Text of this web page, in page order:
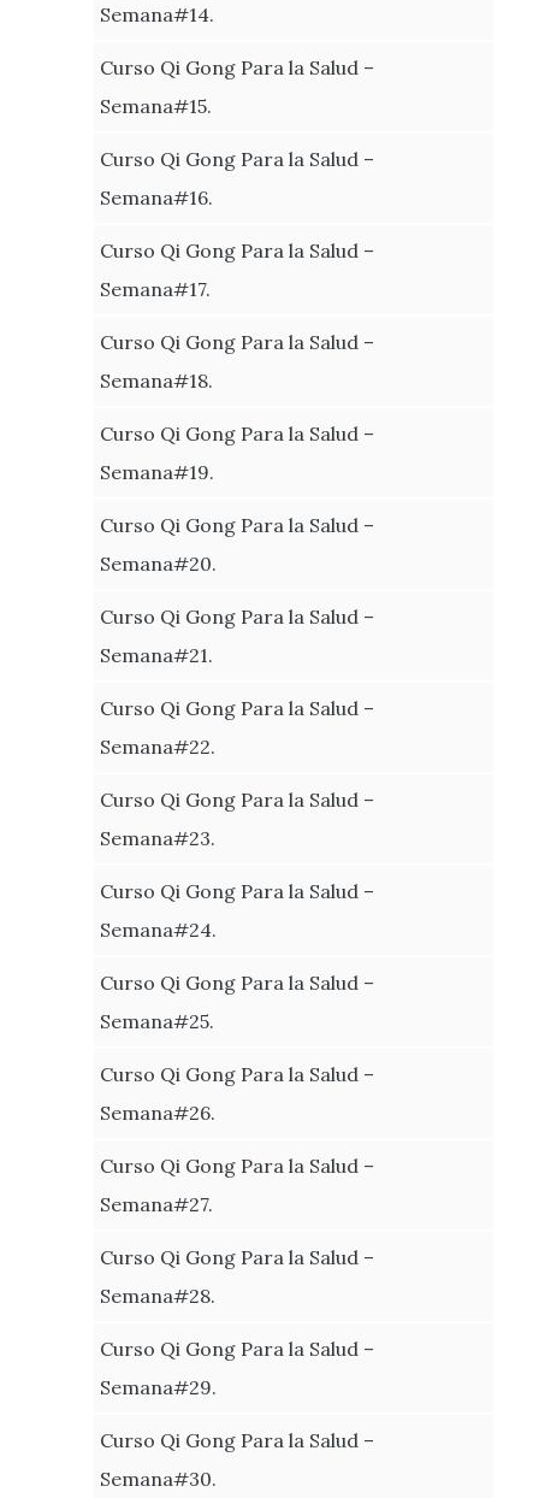
Semana#14.
Curso Qi Gong Para la Salud –
Semana#15.
Curso Qi Gong Para la Salud –
Semana#16.
Curso Qi Gong Para la Salud –
Semana#17.
Curso Qi Gong Para la Salud –
Semana#18.
Curso Qi Gong Para la Salud –
Semana#19.
Curso Qi Gong Para la Salud –
Semana#20.
Curso Qi Gong Para la Salud –
Semana#21.
Curso Qi Gong Para la Salud –
Semana#22.
Curso Qi Gong Para la Salud –
Semana#23.
Curso Qi Gong Para la Salud –
Semana#24.
Curso Qi Gong Para la Salud –
Semana#25.
Curso Qi Gong Para la Salud –
Semana#26.
Curso Qi Gong Para la Salud –
Semana#27.
Curso Qi Gong Para la Salud –
Semana#28.
Curso Qi Gong Para la Salud –
Semana#29.
Curso Qi Gong Para la Salud –
Semana#30.